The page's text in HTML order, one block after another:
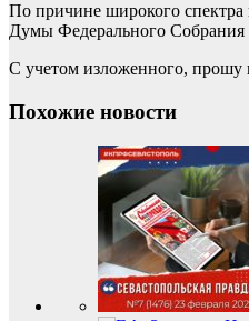
По причине широкого спектра
Думы Федерального Собрания
С учетом изложенного, прошу
Похожие новости